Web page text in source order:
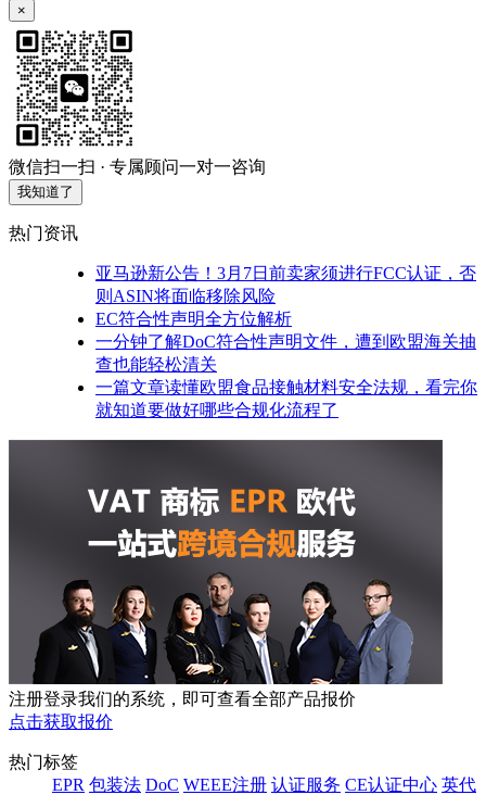
×
微信扫一扫 · 专属顾问一对一咨询
我知道了
热门资讯
亚马逊新公告！3月7日前卖家须进行FCC认证，否
则ASIN将面临移除风险
EC符合性声明全方位解析
一分钟了解DoC符合性声明文件，遭到欧盟海关抽
查也能轻松清关
一篇文章读懂欧盟食品接触材料安全法规，看完你
就知道要做好哪些合规化流程了
注册登录我们的系统，即可查看全部产品报价
点击获取报价
热门标签
EPR 包装法 DoC WEEE注册 认证服务 CE认证中心 英代